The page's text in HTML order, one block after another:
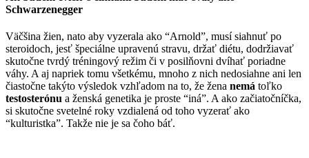
Schwarzenegger
Väčšina žien, nato aby vyzerala ako “Arnold”, musí siahnuť po
steroidoch, jesť špeciálne upravenú stravu, držať diétu, dodržiavať
skutočne tvrdý tréningový režim či v posilňovni dvíhať poriadne
váhy. A aj napriek tomu všetkému, mnoho z nich nedosiahne ani len
čiastočne takýto výsledok vzhľadom na to, že žena nemá toľko
testosterónu a ženská genetika je proste “iná”. A ako začiatočníčka,
si skutočne svetelné roky vzdialená od toho vyzerať ako
“kulturistka”. Takže nie je sa čoho báť.